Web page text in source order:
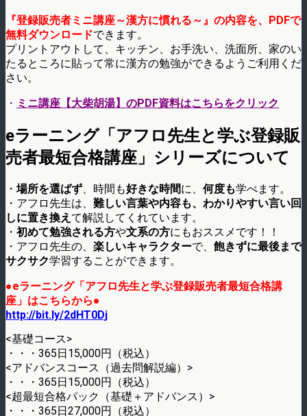
『登録販売者ミニ講座～漢方に慣れる～』の内容を、PDFで
無料ダウンロードできます。
プリントアウトして、キッチン、お手洗い、洗面所、家のい
たるところに貼って常に漢方の勉強ができるようご利用くだ
さい。
・ ミニ講座【大柴胡湯】のPDF資料はこちらをクリック
eラーニング「アフロ先生と学ぶ登録販
売者最短合格講座」シリーズについて
・ 場所を選ばず、時間も好きな時間に、 何度も学べます。
・アフロ先生は、 難しい言葉や内容も、わかりやすい言い回
しに置き換え て解説してくれています。
・ 初めて勉強される方や文系の方にもおススメです！！
・アフロ先生の、 楽しいキャラクターで、 飽きずに最後まで
サクサク学習することができます。
●eラーニング「アフロ先生と学ぶ登録販売者最短合格講
座」はこちらから●
http://bit.ly/2dHT0Dj
<基礎コース>
・・・365日15,000円（税込）
<アドバンスコース（過去問解説編）>
・・・365日15,000円（税込）
<超最短合格パック（基礎＋アドバンス）>
・・・365日27,000円（税込）